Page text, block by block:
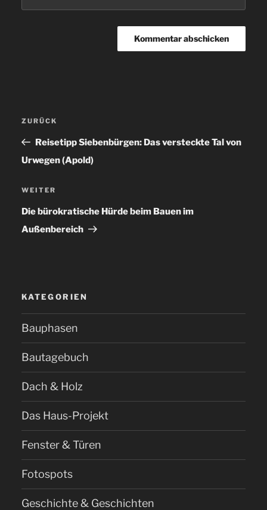
Vorheriger
Beitrag
ZURÜCK
Reisetipp Siebenbürgen: Das versteckte Tal von
Urwegen (Apold)
Nächster
Beitrag
WEITER
Die bürokratische Hürde beim Bauen im
Außenbereich
KATEGORIEN
Bauphasen
Bautagebuch
Dach & Holz
Das Haus-Projekt
Fenster & Türen
Fotospots
Geschichte & Geschichten